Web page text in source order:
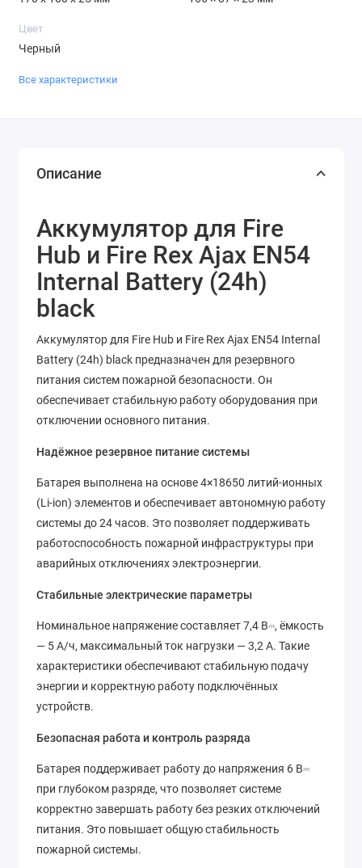
Цвет
Черный
Все характеристики
Описание
Аккумулятор для Fire
Hub и Fire Rex Ajax EN54
Internal Battery (24h)
black
Аккумулятор для Fire Hub и Fire Rex Ajax EN54 Internal
Battery (24h) black предназначен для резервного
питания систем пожарной безопасности. Он
обеспечивает стабильную работу оборудования при
отключении основного питания.
Надёжное резервное питание системы
Батарея выполнена на основе 4×18650 литий-ионных
(Li-ion) элементов и обеспечивает автономную работу
системы до 24 часов. Это позволяет поддерживать
работоспособность пожарной инфраструктуры при
аварийных отключениях электроэнергии.
Стабильные электрические параметры
Номинальное напряжение составляет 7,4 В⎓, ёмкость
— 5 А/ч, максимальный ток нагрузки — 3,2 А. Такие
характеристики обеспечивают стабильную подачу
энергии и корректную работу подключённых
устройств.
Безопасная работа и контроль разряда
Батарея поддерживает работу до напряжения 6 В⎓
при глубоком разряде, что позволяет системе
корректно завершать работу без резких отключений
питания. Это повышает общую стабильность
пожарной системы.